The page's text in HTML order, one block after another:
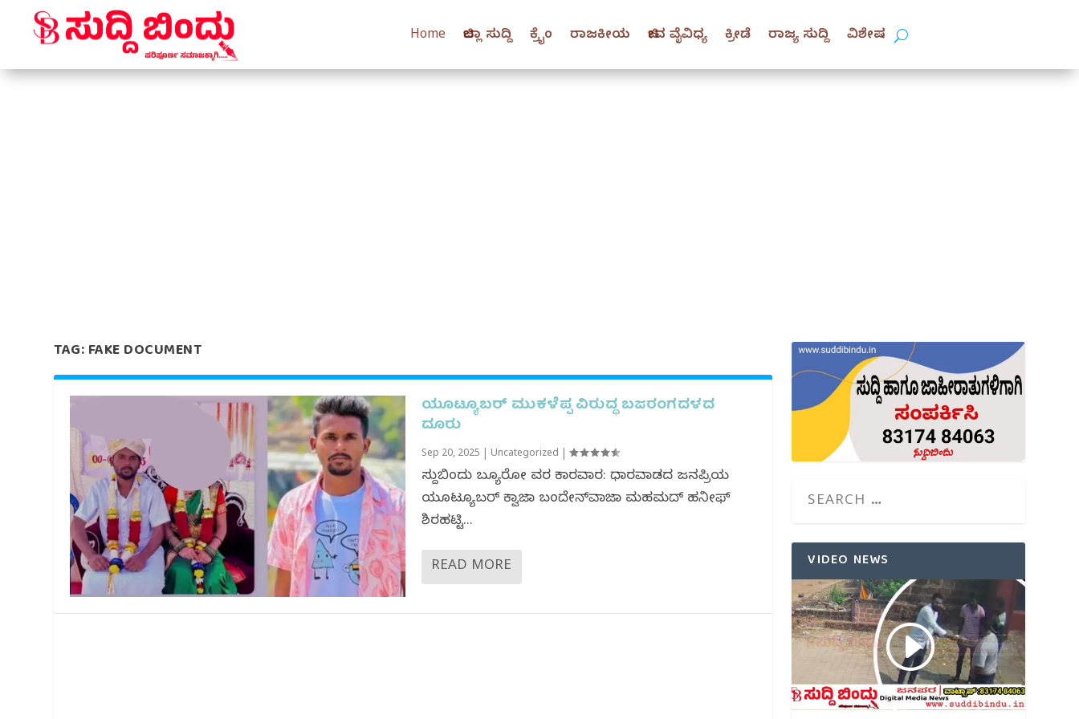
Home ಜಿಲ್ಲಾ ಸುದ್ದಿ ಕ್ರೈಂ ರಾಜಕೀಯ ಜೀವ ವೈವಿಧ್ಯ ಕ್ರೀಡೆ ರಾಜ್ಯ ಸುದ್ದಿ ವಿಶೇಷ
TAG:FAKE DOCUMENT
ಯೂಟ್ಯೂಬರ್ ಮುಕಳೆಪ್ಪ ವಿರುದ್ಧ ಬಜರಂಗದಳದ
ದೂರು
Sep 20, 2025 Uncategorized
ಸುದ್ದಿಬಿಂದು ಬ್ಯೂರೋ ವರದಿ ಕಾರವಾರ: ಧಾರವಾಡದ ಜನಪ್ರಿಯ
ಯೂಟ್ಯೂಬರ್ ಕ್ವಾಜಾ ಬಂದೇನ್‌ವಾಜಾ ಮಹಮದ್ ಹನೀಫ್
ಶಿರಹಟ್ಟಿ...
READ MORE VIDEO NEWS